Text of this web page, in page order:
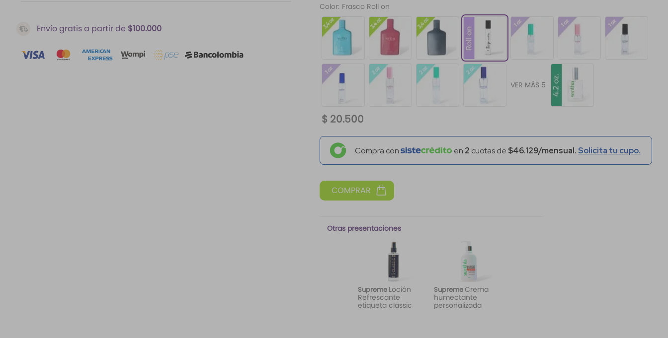
Envío gratis a partir de $100.000
Color: Frasco Roll on
VER MÁS 5
$ 20.500
Compra con en 2 cuotas de $46.129/mensual. Solicita tu cupo.
Otras presentaciones
Supreme Loción
Refrescante
etiqueta classic
SupremeCrema
humectante
personalizada